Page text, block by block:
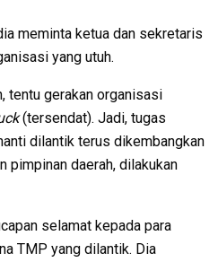
meminta ketua dan sekretaris
yang utuh.
tentu gerakan organisasi
(tersendat). Jadi, tugas
dilantik terus dikembangkan
pimpinan daerah, dilakukan
selamat kepada para
TMP yang dilantik. Dia